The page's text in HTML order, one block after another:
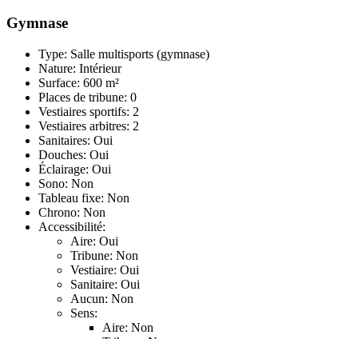
Gymnase
Type: Salle multisports (gymnase)
Nature: Intérieur
Surface: 600 m²
Places de tribune: 0
Vestiaires sportifs: 2
Vestiaires arbitres: 2
Sanitaires: Oui
Douches: Oui
Éclairage: Oui
Sono: Non
Tableau fixe: Non
Chrono: Non
Accessibilité:
Aire: Oui
Tribune: Non
Vestiaire: Oui
Sanitaire: Oui
Aucun: Non
Sens:
Aire: Non